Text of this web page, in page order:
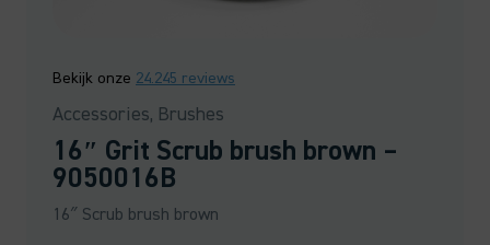
Bekijk onze 24.245 reviews
Accessories, Brushes
16″ Grit Scrub brush brown –
9050016B
16″ Scrub brush brown